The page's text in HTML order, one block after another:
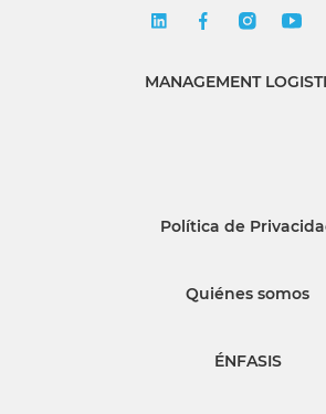
MANAGEMENT
Política de
Quiénes somos
ÉNFASIS